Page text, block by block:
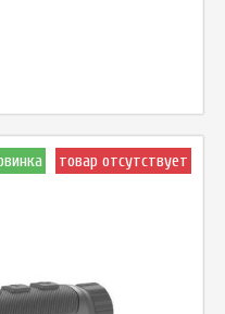
товар отсутствует